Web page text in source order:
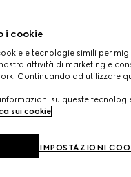
i cookie
e tecnologie simili per
attività di marketing e
Continuando ad utilizzare
su queste
sui cookie.
IMPOSTAZIONI